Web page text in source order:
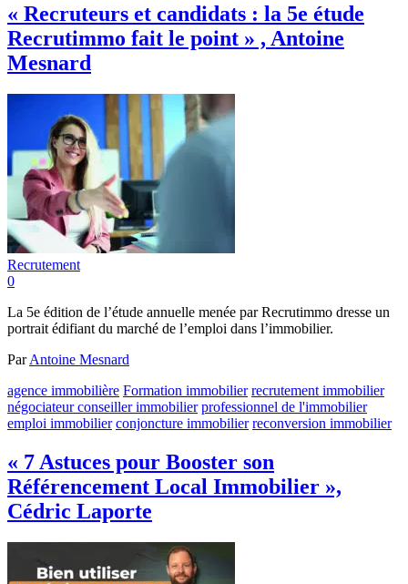
« Recruteurs et candidats : la 5e étude
Recrutimmo fait le point » , Antoine
Mesnard
Recrutement
0
La 5e édition de l’étude annuelle menée par Recrutimmo dresse un
portrait édifiant du marché de l’emploi dans l’immobilier.
ParAntoine Mesnard
agence immobilière Formation immobilier recrutement immobilier
négociateur conseiller immobilier professionnel de l'immobilier
emploi immobilier conjoncture immobilier reconversion immobilier
« 7 Astuces pour Booster son
Référencement Local Immobilier »,
Cédric Laporte